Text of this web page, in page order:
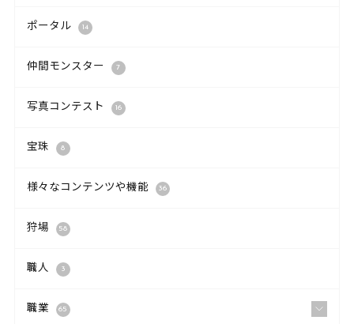
ポータル 14
仲間モンスター 7
写真コンテスト 16
宝珠 8
様々なコンテンツや機能 36
狩場 58
職人 3
職業 65